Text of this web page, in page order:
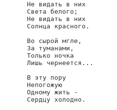
Не видать в них
Света белого;
Не видать в них
Солнца красного.
Во сырой мгле,
За туманами,
Только ночка
Лишь чернеется...
В эту пору
Непогожую
Одному жить -
Сердцу холодно.